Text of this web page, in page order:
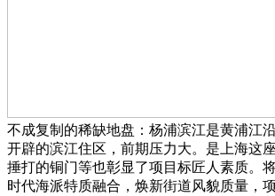
不成复制的稀缺地盘：杨浦滨江是黄浦江
开辟的滨江住区，前期压力大。是上海这
捶打的铜门等也彰显了项目标匠人素质。
时代海派特质融合，焕新街道风貌质量，